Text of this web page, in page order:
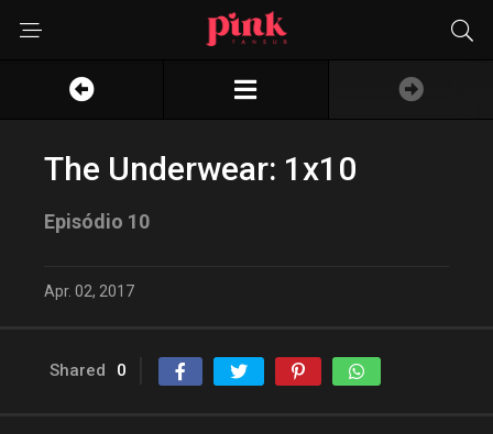
The Underwear: 1x10
Episódio 10
Apr. 02, 2017
Shared 0